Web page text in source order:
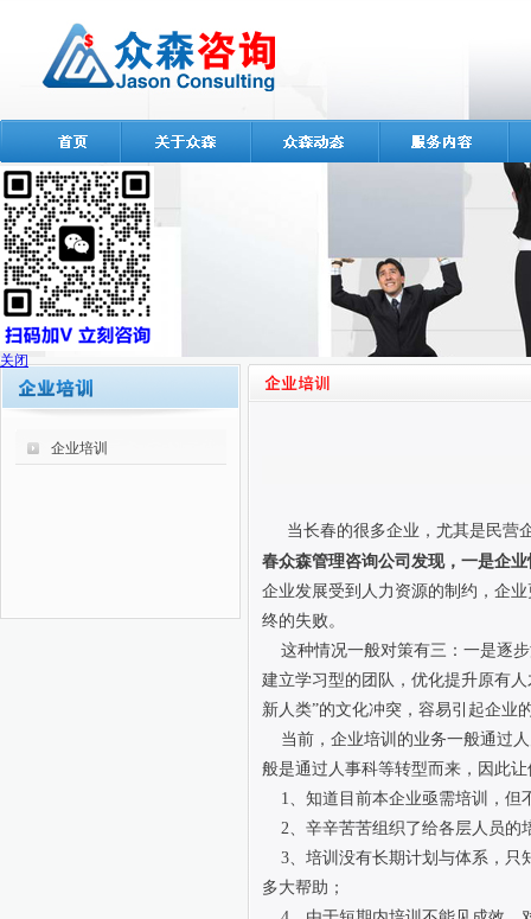
企业培训
当长春的很多企业，尤其是民营
春众森管理咨询公司发现，一是企
企业发展受到人力资源的制约，企
终的失败。
这种情况一般对策有三：一是逐
建立学习型的团队，优化提升原有
新人类”的文化冲突，容易引起企业
当前，企业培训的业务一般通过
般是通过人事科等转型而来，因此
1、知道目前本企业亟需培训，但
2、辛辛苦苦组织了给各层人员的
3、培训没有长期计划与体系，只
多大帮助；
关闭